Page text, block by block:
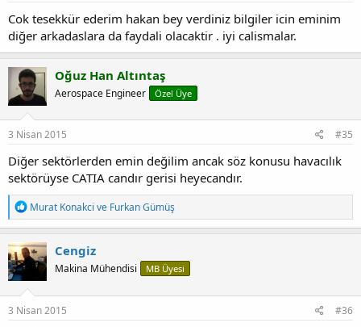
Cok tesekkür ederim hakan bey verdiniz bilgiler icin eminim
diğer arkadaslara da faydali olacaktir . iyi calismalar.
Oğuz Han Altıntaş
Aerospace Engineer Özel Üye
3 Nisan 2015 #35
Diğer sektörlerden emin değilim ancak söz konusu havacılık
sektörüyse CATIA candır gerisi heyecandır.
T
e
p
k
i
e
r
:
Murat Konakci ve Furkan Gümüş
Cengiz
Makina Mühendisi MB Üyesi
3 Nisan 2015 #36